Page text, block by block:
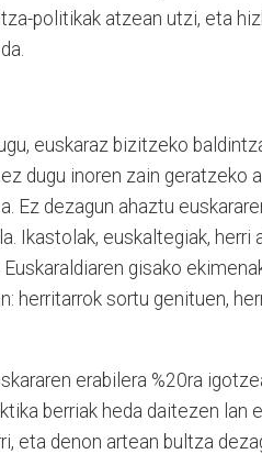
politikak atzean utzi, eta
euskaraz bizitzeko
dugu inoren zain geratzeko
Ez dezagun ahaztu
Ikastolak, euskaltegiak, herri
gisako
herritarrok sortu genituen,
erabilera %20ra
berriak heda daitezen lan
eta denon artean bultza